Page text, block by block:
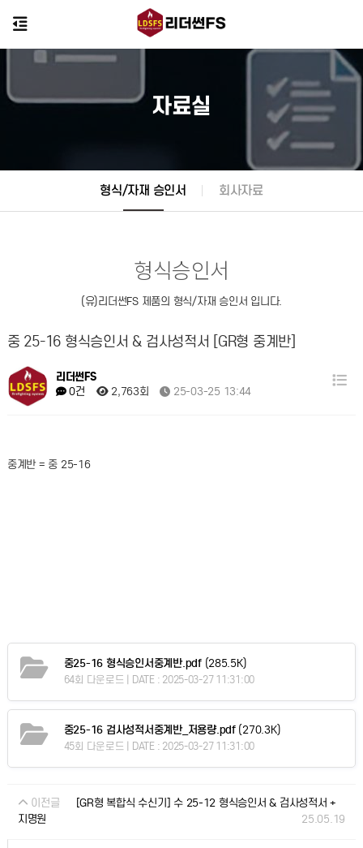
형식/자재 승인서 회사자료
자료실
형식승인서
(유)리더썬FS 제품의 형식/자재 승인서 입니다.
중 25-16 형식승인서 & 검사성적서 [GR형 중계반]
리더썬FS
0건
2,763회 25-03-25 13:44
중계반 = 중 25-16
중25-16 형식승인서중계반.pdf(285.5K)
64회 다운로드 | DATE : 2025-03-27 11:31:00
중25-16 검사성적서중계반_저용량.pdf(270.3K)
45회 다운로드 | DATE : 2025-03-27 11:31:00
이전글
[GR형 복합식 수신기] 수 25-12 형식승인서 & 검사성적서 +
지명원
25.05.19